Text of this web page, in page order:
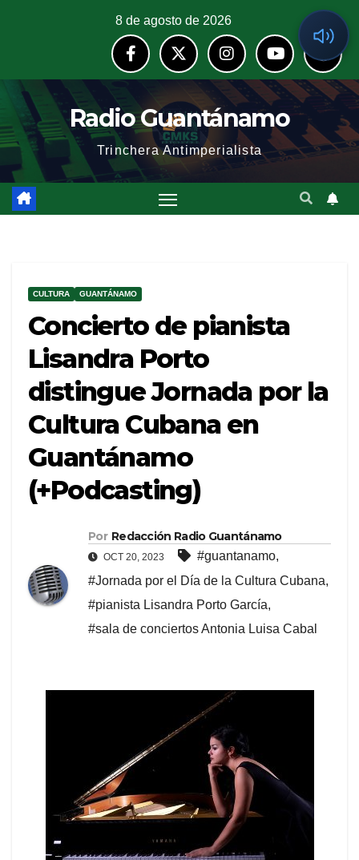
8 de agosto de 2026
Radio Guantánamo
Trinchera Antimperialista
CULTURA GUANTÁNAMO
Concierto de pianista
Lisandra Porto
distingue Jornada por la
Cultura Cubana en
Guantánamo
(+Podcasting)
Por Redacción Radio Guantánamo
OCT 20, 2023 #guantanamo,
#Jornada por el Día de la Cultura Cubana,
#pianista Lisandra Porto García,
#sala de conciertos Antonia Luisa Cabal